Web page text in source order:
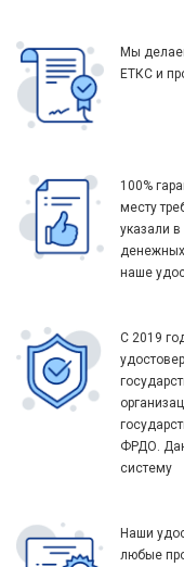
Мы
ЕТКС и
100%
месту
указали
наше
С 2019
ФРДО.
систему
Наши
любые